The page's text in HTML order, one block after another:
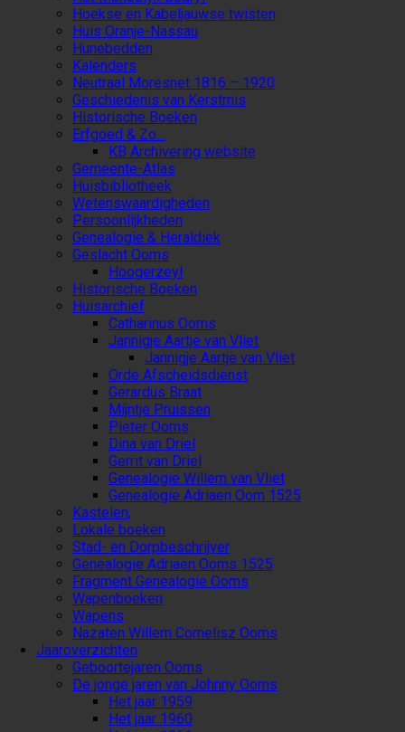
Hoekse en Kabeljauwse twisten
Huis Oranje-Nassau
Hunebedden
Kalenders
Neutraal Moresnet 1816 – 1920
Geschiedenis van Kerstmis
Historische Boeken
Erfgoed & Zo…
KB Archivering website
Gemeente-Atlas
Huisbibliotheek
Wetenswaardigheden
Persoonlijkheden
Genealogie & Heraldiek
Geslacht Ooms
Hoogerzeyl
Historische Boeken
Huisarchief
Catharinus Ooms
Jannigje Aartje van Vliet
Jannigje Aartje van Vliet
Orde Afscheidsdienst
Gerardus Braat
Mijntje Pruissen
Pieter Ooms
Dina van Driel
Gerrit van Driel
Genealogie Willem van Vliet
Genealogie Adriaen Oom 1525
Kastelen,
Lokale boeken
Stad- en Dorpbeschrijver
Genealogie Adriaen Ooms 1525
Fragment Genealogie Ooms
Wapenboeken
Wapens
Nazaten Willem Cornelisz Ooms
Jaaroverzichten
Geboortejaren Ooms
De jonge jaren van Johnny Ooms
Het jaar 1959
Het jaar 1960